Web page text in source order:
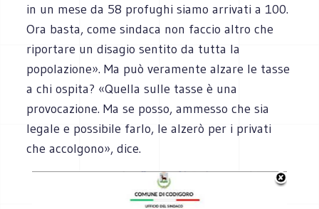
in un mese da 58 profughi siamo arrivati a 100.
Ora basta, come sindaca non faccio altro che
riportare un disagio sentito da tutta la
popolazione». Ma può veramente alzare le tasse
a chi ospita? «Quella sulle tasse è una
provocazione. Ma se posso, ammesso che sia
legale e possibile farlo, le alzerò per i privati
che accolgono», dice.